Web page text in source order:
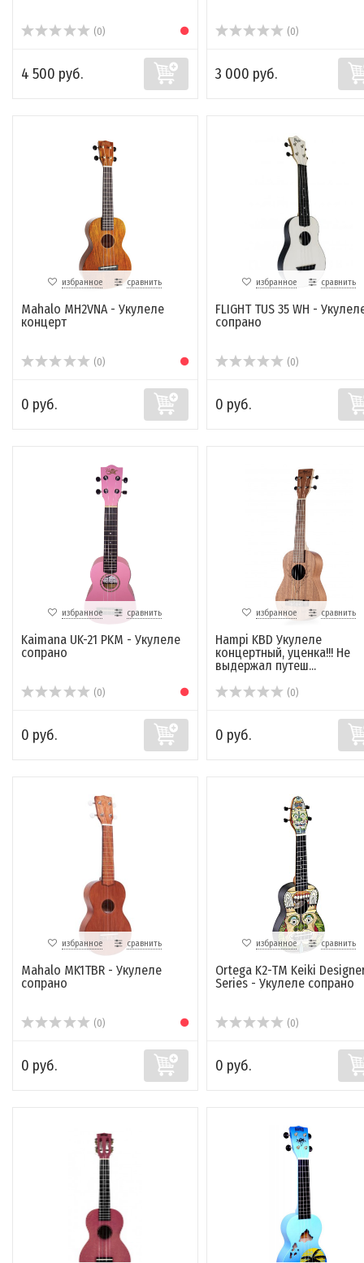
(0)
4 500 руб.
(0)
3 000 руб.
избранное сравнить
Mahalo MH2VNA - Укулеле
концерт
(0)
0 руб.
избранное сравнить
FLIGHT TUS 35 WH -
сопрано
(0)
0 руб.
избранное сравнить
Kaimana UK-21 PKM - Укулеле
сопрано
(0)
0 руб.
избранное сравнить
Hampi KBD Укулеле
концертный, уценка!!! Не
выдержал путеш...
(0)
0 руб.
избранное сравнить
Mahalo MK1TBR - Укулеле
сопрано
(0)
0 руб.
избранное сравнить
Ortega K2-TM Keiki
Series - Укулеле сопрано
(0)
0 руб.